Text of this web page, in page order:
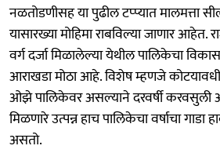
नळतोडणीसह या पुढील टप्प्यात मालमत्ता
यासारख्या मोहिमा राबविल्या जाणार आहेत.
वर्ग दर्जा मिळालेल्या येथील पालिकेचा
आराखडा मोठा आहे. विशेष म्हणजे
ओझे पालिकेवर असल्याने दरवर्षी करवसुली
मिळणारे उत्पन्न हाच पालिकेचा वर्षाचा
असतो.